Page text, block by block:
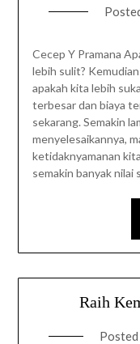
Cecep Y Pramana
lebih sulit?
apakah kita lebih
terbesar dan biaya
sekarang. Semakin
menyelesaikannya,
ketidaknyamanan
semakin banyak nilai
Raih
Posted